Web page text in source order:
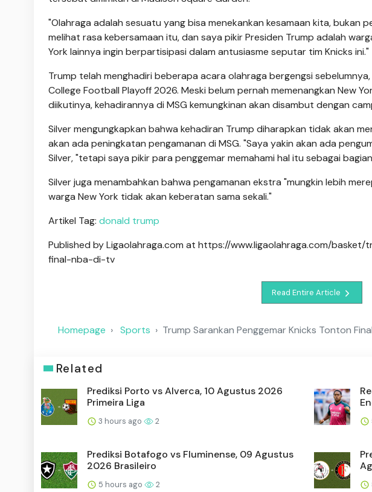
"Olahraga adalah sesuatu yang bisa menekankan kesamaan kita, bukan
melihat rasa kebersamaan itu, dan saya pikir Presiden Trump adalah
York lainnya ingin berpartisipasi dalam antusiasme seputar tim Knicks ini."
Trump telah menghadiri beberapa acara olahraga bergengsi
College Football Playoff 2026. Meski belum pernah memenangkan New
diikutinya, kehadirannya di MSG kemungkinan akan disambut dengan
Silver mengungkapkan bahwa kehadiran Trump diharapkan tidak akan
akan ada peningkatan pengamanan di MSG. "Saya yakin akan ada
Silver, "tetapi saya pikir para penggemar memahami hal itu sebagai
Silver juga menambahkan bahwa pengamanan ekstra "mungkin lebih
warga New York tidak akan keberatan sama sekali."
Artikel Tag: donald trump
Published by Ligaolahraga.com at https://www.ligaolahraga.com/
final-nba-di-tv
Read Entire Article
Homepage Sports Trump Sarankan Penggemar Knicks Tonton
Related
Prediksi Porto vs Alverca, 10 Agustus 2026
Primeira Liga
3 hours ago 2
Prediksi Botafogo vs Fluminense, 09 Agustus
2026 Brasileiro
5 hours ago 2